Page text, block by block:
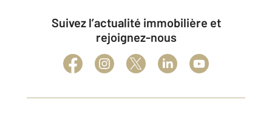
Suivez l’actualité immobilière et
rejoignez-nous